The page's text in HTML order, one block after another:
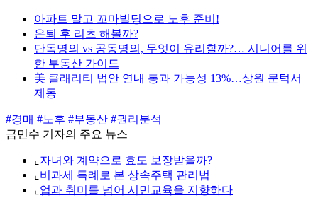
아파트 말고 꼬마빌딩으로 노후 준비!
은퇴 후 리츠 해볼까?
단독명의 vs 공동명의, 무엇이 유리할까?… 시니어를 위
한 부동산 가이드
美 클래리티 법안 연내 통과 가능성 13%…상원 문턱서
제동
#경매 #노후 #부동산 #권리분석
금민수 기자의 주요 뉴스
⌞ 자녀와 계약으로 효도 보장받을까?
⌞ 비과세 특례로 본 상속주택 관리법
⌞ 업과 취미를 넘어 시민교육을 지향하다